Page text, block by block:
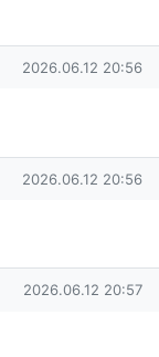
작성일
2026.06.12 20:56
작성일
2026.06.12 20:56
작성일
2026.06.12 20:57